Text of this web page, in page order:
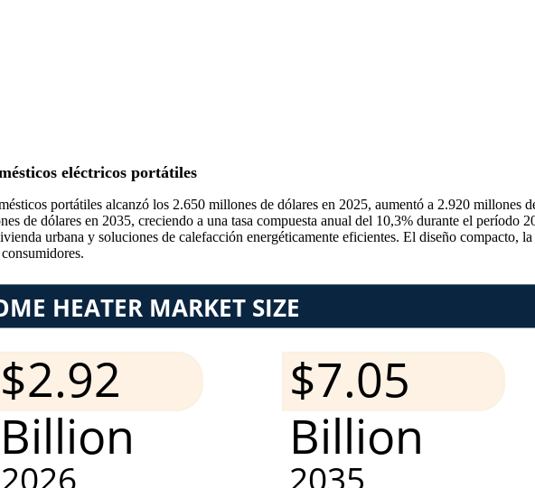
eléctricos portátiles
portátiles alcanzó los 2.650 millones de dólares en 2025, aumentó a 2.920 millones
de dólares en 2035, creciendo a una tasa compuesta anual del 10,3% durante el período
urbana y soluciones de calefacción energéticamente eficientes. El diseño compacto,